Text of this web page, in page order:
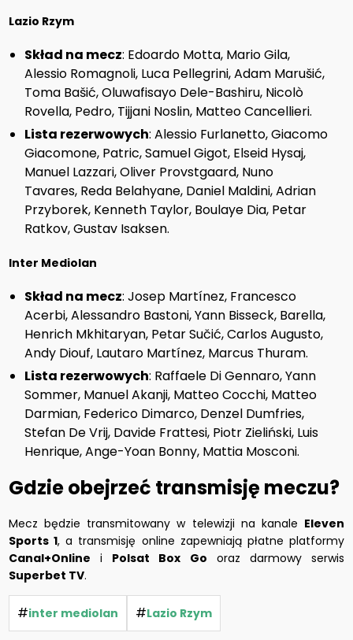
Lazio Rzym
Skład na mecz: Edoardo Motta, Mario Gila,
Alessio Romagnoli, Luca Pellegrini, Adam Marušić,
Toma Bašić, Oluwafisayo Dele-Bashiru, Nicolò
Rovella, Pedro, Tijjani Noslin, Matteo Cancellieri.
Lista rezerwowych: Alessio Furlanetto, Giacomo
Giacomone, Patric, Samuel Gigot, Elseid Hysaj,
Manuel Lazzari, Oliver Provstgaard, Nuno
Tavares, Reda Belahyane, Daniel Maldini, Adrian
Przyborek, Kenneth Taylor, Boulaye Dia, Petar
Ratkov, Gustav Isaksen.
Inter Mediolan
Skład na mecz: Josep Martínez, Francesco
Acerbi, Alessandro Bastoni, Yann Bisseck, Barella,
Henrich Mkhitaryan, Petar Sučić, Carlos Augusto,
Andy Diouf, Lautaro Martínez, Marcus Thuram.
Lista rezerwowych: Raffaele Di Gennaro, Yann
Sommer, Manuel Akanji, Matteo Cocchi, Matteo
Darmian, Federico Dimarco, Denzel Dumfries,
Stefan De Vrij, Davide Frattesi, Piotr Zieliński, Luis
Henrique, Ange-Yoan Bonny, Mattia Mosconi.
Gdzie obejrzeć transmisję meczu?
Mecz będzie transmitowany w telewizji na kanale Eleven
Sports 1, a transmisję online zapewniają płatne platformy
Canal+Online i Polsat Box Go oraz darmowy serwis
Superbet TV.
#inter mediolan #Lazio Rzym